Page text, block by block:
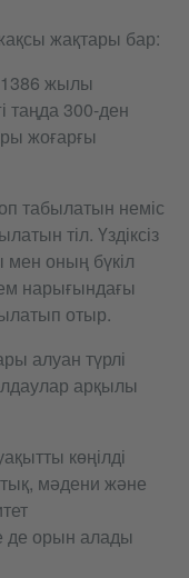
жақтары бар:
1386 жылы
таңда 300-ден
жоғарғы
табылатын неміс
тіл. Үздіксіз
мен оның бүкіл
нарығындағы
отыр.
алуан түрлі
арқылы
көңілді
мәдени және
де орын алады